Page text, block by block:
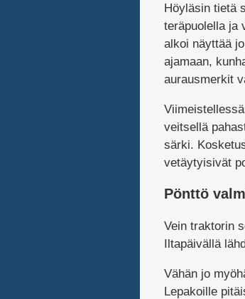
Höyläsin tietä
teräpuolella ja
alkoi näyttää
ajamaan,
aurausmerkit
veitsellä
särki.
vetäytyisivät
Pönttö
Vein traktorin
Iltapäivällä
Vähän jo
Lepakoille